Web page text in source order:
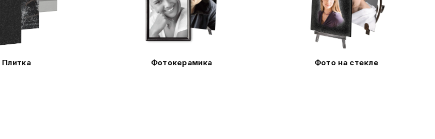
Плитка Фотокерамика Фото на стекле